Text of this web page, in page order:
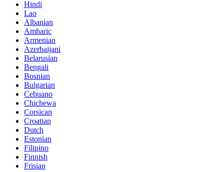
Hindi
Lao
Albanian
Amharic
Armenian
Azerbaijani
Belarusian
Bengali
Bosnian
Bulgarian
Cebuano
Chichewa
Corsican
Croatian
Dutch
Estonian
Filipino
Finnish
Frisian